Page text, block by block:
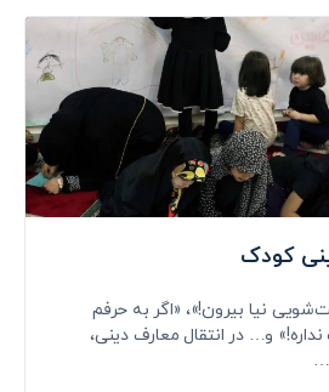
کودک
نیا بیرون!»، «اگر به حرفم
و… در انتقال معارف دینی،